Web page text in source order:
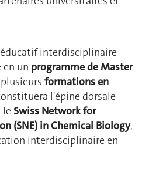
interdisciplinaire
en un programme de Master
formations en
l'épine dorsale
le Swiss Network for
(SNE) in Chemical Biology,
interdisciplinaire en